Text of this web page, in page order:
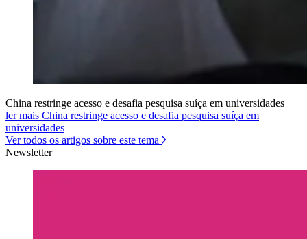
China restringe acesso e desafia pesquisa suíça em universidades
ler mais China restringe acesso e desafia pesquisa suíça em
universidades
Ver todos os artigos sobre este tema
Newsletter